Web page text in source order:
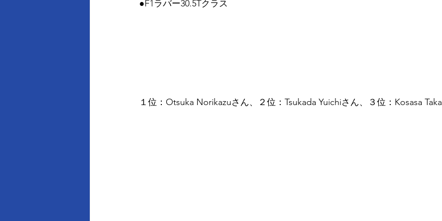
●F1ラバー30.5Tクラス
１位：Otsuka Norikazuさん、２位：Tsukada Yuichiさん、３位：Kosasa